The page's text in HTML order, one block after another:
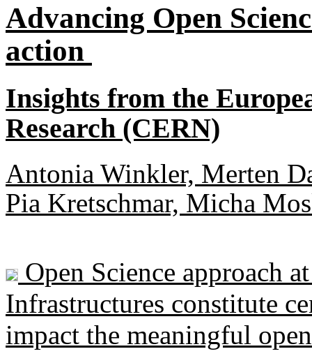
Advancing Open
action
Insights from the
Research (CERN)
Antonia Winkler, Merten
Pia Kretschmar, Micha
Open Science approach
Infrastructures constitute
impact the meaningful